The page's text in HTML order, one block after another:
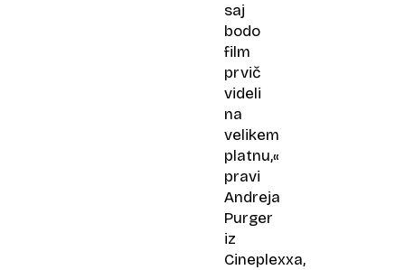
saj
bodo
film
prvič
videli
na
velikem
platnu,«
pravi
Andreja
Purger
iz
Cineplexxa,